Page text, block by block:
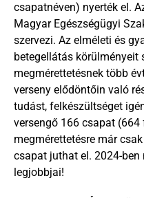
csapatnéven) nyerték el.
Magyar Egészségügyi
szervezi. Az elméleti és
betegellátás körülményeit
megmérettetésnek több
verseny elődöntőin való
tudást, felkészültséget
versengő 166 csapat
megmérettetésre már
csapat juthat el. 2024-
legjobbjai!